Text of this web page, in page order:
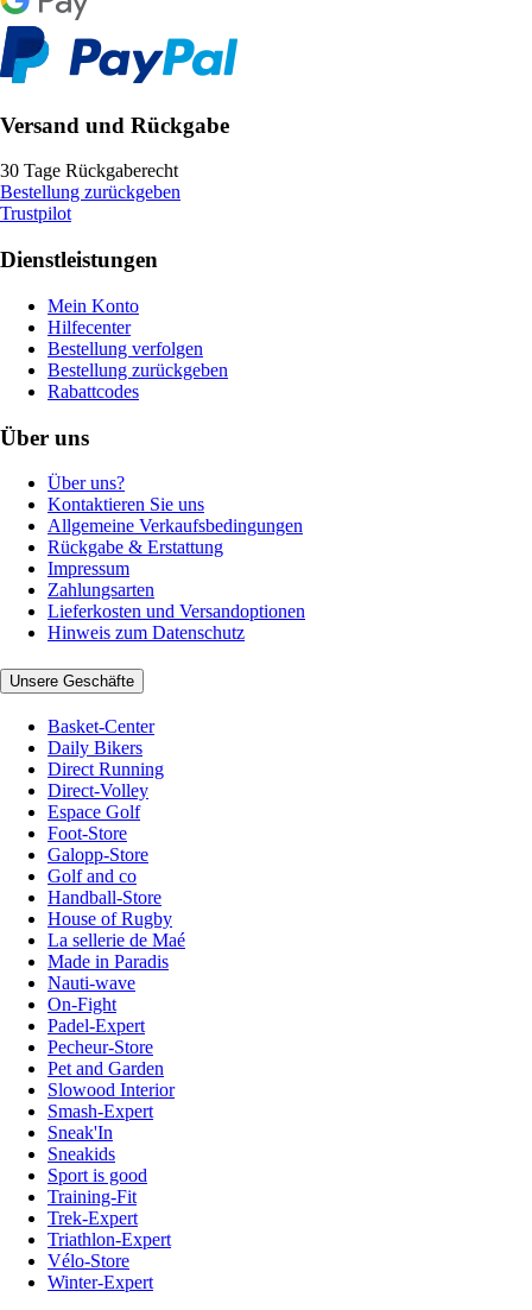
Versand und Rückgabe
30 Tage Rückgaberecht
Bestellung zurückgeben
Trustpilot
Dienstleistungen
Mein Konto
Hilfecenter
Bestellung verfolgen
Bestellung zurückgeben
Rabattcodes
Über uns
Über uns?
Kontaktieren Sie uns
Allgemeine Verkaufsbedingungen
Rückgabe & Erstattung
Impressum
Zahlungsarten
Lieferkosten und Versandoptionen
Hinweis zum Datenschutz
Unsere Geschäfte
Basket-Center
Daily Bikers
Direct Running
Direct-Volley
Espace Golf
Foot-Store
Galopp-Store
Golf and co
Handball-Store
House of Rugby
La sellerie de Maé
Made in Paradis
Nauti-wave
On-Fight
Padel-Expert
Pecheur-Store
Pet and Garden
Slowood Interior
Smash-Expert
Sneak'In
Sneakids
Sport is good
Training-Fit
Trek-Expert
Triathlon-Expert
Vélo-Store
Winter-Expert